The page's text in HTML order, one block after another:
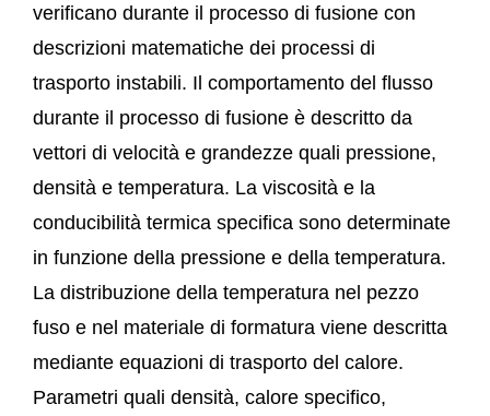
verificano durante il processo di fusione con
descrizioni matematiche dei processi di
trasporto instabili. Il comportamento del flusso
durante il processo di fusione è descritto da
vettori di velocità e grandezze quali pressione,
densità e temperatura. La viscosità e la
conducibilità termica specifica sono determinate
in funzione della pressione e della temperatura.
La distribuzione della temperatura nel pezzo
fuso e nel materiale di formatura viene descritta
mediante equazioni di trasporto del calore.
Parametri quali densità, calore specifico,